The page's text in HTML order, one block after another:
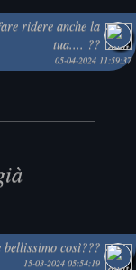
ridere anche la
tua.... ??
05-04-2024 11:59:37
bellissimo così???
15-03-2024 05:54:19